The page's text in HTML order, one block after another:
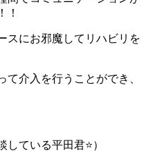
！
スにお邪魔してリハビリを
介入を行うことができ、
ている平田君⭐）